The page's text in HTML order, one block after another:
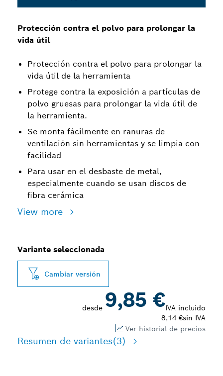
Protección contra el polvo para prolongar la
vida útil
Protección contra el polvo para prolongar la
vida útil de la herramienta
Protege contra la exposición a partículas de
polvo gruesas para prolongar la vida útil de
la herramienta.
Se monta fácilmente en ranuras de
ventilación sin herramientas y se limpia con
facilidad
Para usar en el desbaste de metal,
especialmente cuando se usan discos de
fibra cerámica
View more
Variante seleccionada
Cambiar versión
desde 9,85 €IVA incluido
8,14 €sin IVA
Ver historial de precios
Resumen de variantes(3)